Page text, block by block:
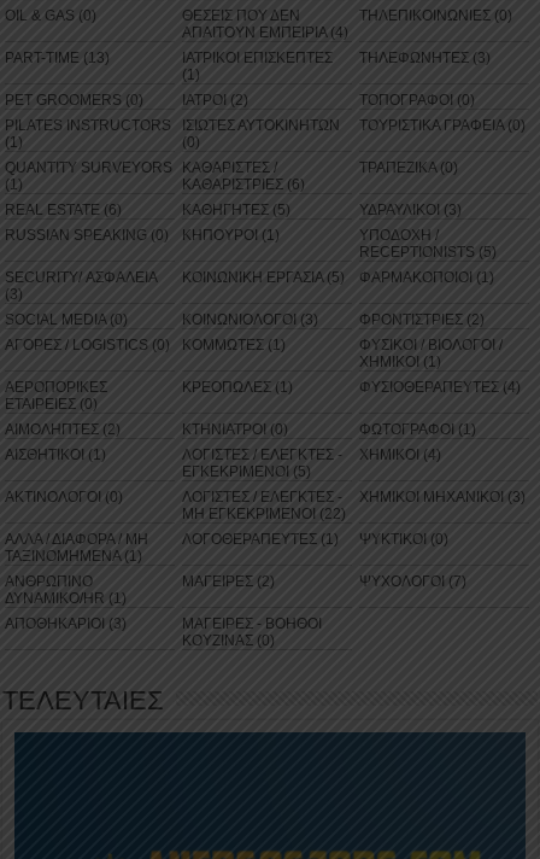
OIL & GAS (0)
ΘΕΣΕΙΣ ΠΟΥ ΔΕΝ
ΑΠΑΙΤΟΥΝ ΕΜΠΕΙΡΙΑ (4)
ΤΗΛΕΠΙΚΟΙΝΩΝΙΕΣ (0)
PART-TIME (13)
ΙΑΤΡΙΚΟΙ ΕΠΙΣΚΕΠΤΕΣ
(1)
ΤΗΛΕΦΩΝΗΤΕΣ (3)
PET GROOMERS (0) ΙΑΤΡΟΙ (2)
ΤΟΠΟΓΡΑΦΟΙ (0)
PILATES INSTRUCTORS
(1)
ΙΣΙΩΤΕΣ ΑΥΤΟΚΙΝΗΤΩΝ
(0)
ΤΟΥΡΙΣΤΙΚΑ ΓΡΑΦΕΙΑ (0)
QUANTITY SURVEYORS
(1)
ΚΑΘΑΡΙΣΤΕΣ /
ΚΑΘΑΡΙΣΤΡΙΕΣ (6)
ΤΡΑΠΕΖΙΚΑ (0)
REAL ESTATE (6) ΚΑΘΗΓΗΤΕΣ (5)
ΥΔΡΑΥΛΙΚΟΙ (3)
RUSSIAN SPEAKING (0)
ΚΗΠΟΥΡΟΙ (1)
ΥΠΟΔΟΧΗ /
RECEPTIONISTS (5)
SECURITY/ ΑΣΦΑΛΕΙΑ
(3)
ΚΟΙΝΩΝΙΚΗ ΕΡΓΑΣΙΑ (5) ΦΑΡΜΑΚΟΠΟΙΟΙ (1)
SOCIAL MEDIA (0) ΚΟΙΝΩΝΙΟΛΟΓΟΙ (3)
ΦΡΟΝΤΙΣΤΡΙΕΣ (2)
ΑΓΟΡΕΣ / LOGISTICS (0)
ΚΟΜΜΩΤΕΣ (1)
ΦΥΣΙΚΟΙ / ΒΙΟΛΟΓΟΙ /
ΧΗΜΙΚΟΙ (1)
ΑΕΡΟΠΟΡΙΚΕΣ
ΕΤΑΙΡΕΙΕΣ (0)
ΚΡΕΟΠΩΛΕΣ (1) ΦΥΣΙΟΘΕΡΑΠΕΥΤΕΣ (4)
ΑΙΜΟΛΗΠΤΕΣ (2) ΚΤΗΝΙΑΤΡΟΙ (0)
ΦΩΤΟΓΡΑΦΟΙ (1)
ΑΙΣΘΗΤΙΚΟΙ (1)
ΛΟΓΙΣΤΕΣ / ΕΛΕΓΚΤΕΣ -
ΕΓΚΕΚΡΙΜΕΝΟΙ (5)
ΧΗΜΙΚΟΙ (4)
ΑΚΤΙΝΟΛΟΓΟΙ (0)
ΛΟΓΙΣΤΕΣ / ΕΛΕΓΚΤΕΣ -
ΜΗ ΕΓΚΕΚΡΙΜΕΝΟΙ (22)
ΧΗΜΙΚΟΙ ΜΗΧΑΝΙΚΟΙ (3)
ΑΛΛΑ / ΔΙΑΦΟΡΑ / ΜΗ
ΤΑΞΙΝΟΜΗΜΕΝΑ (1)
ΛΟΓΟΘΕΡΑΠΕΥΤΕΣ (1) ΨΥΚΤΙΚΟΙ (0)
ΑΝΘΡΩΠΙΝΟ
ΔΥΝΑΜΙΚΟ/HR (1)
ΜΑΓΕΙΡΕΣ (2) ΨΥΧΟΛΟΓΟΙ (7)
ΑΠΟΘΗΚΑΡΙΟΙ (3)
ΜΑΓΕΙΡΕΣ - ΒΟΗΘΟΙ
ΚΟΥΖΙΝΑΣ (0)
ΤΕΛΕΥΤΑΙΕΣ